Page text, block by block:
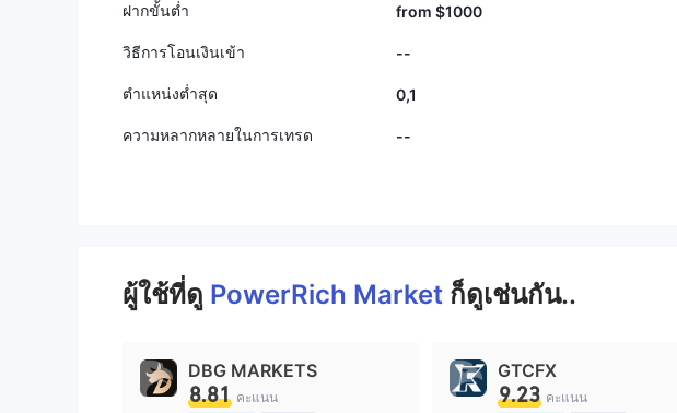
ฝากขั้นต่ำ from $1000
วิธีการโอนเงินเข้า --
ตำแหน่งต่ำสุด 0,1
ความหลากหลายในการเทรด --
ผู้ใช้ที่ดู PowerRich Market ก็ดูเช่นกัน..
DBG MARKETS
8.81 คะแนน
GTCFX
9.23 คะแนน